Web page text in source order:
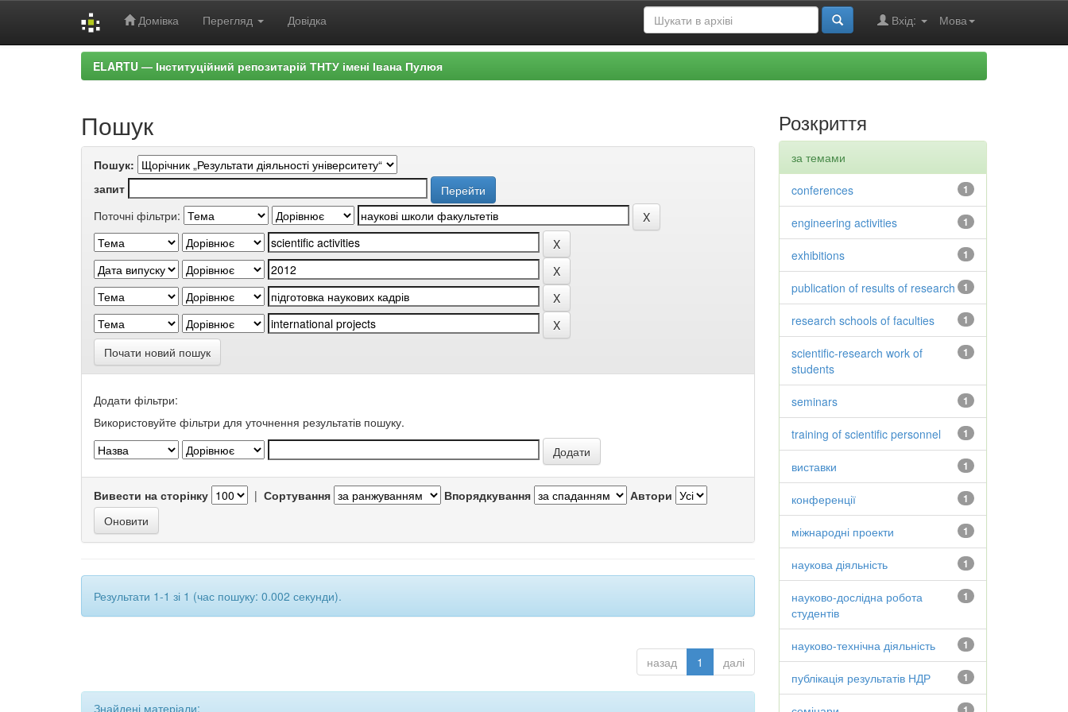
Домівка Перегляд Довідка Мова
Вхід:
ELARTU — Інституційний репозитарій ТНТУ імені Івана Пулюя
Пошук
Пошук:
запит
Поточні фільтри:
Почати новий пошук
Додати фільтри:
Використовуйте фільтри для уточнення результатів пошуку.
Вивести на сторінку | Сортування Впорядкування Автори
Результати 1-1 зі 1 (час пошуку: 0.002 секунди).
назад 1 далі
Знайдені матеріали:
Розкриття
за темами
1
conferences
1
engineering activities
1
exhibitions
1
publication of results of research
1
research schools of faculties
1
scientific-research work of
students
1
seminars
1
training of scientific personnel
1
виставки
1
конференції
1
міжнародні проекти
1
наукова діяльність
1
науково-дослідна робота
студентів
1
науково-технічна діяльність
1
публікація результатів НДР